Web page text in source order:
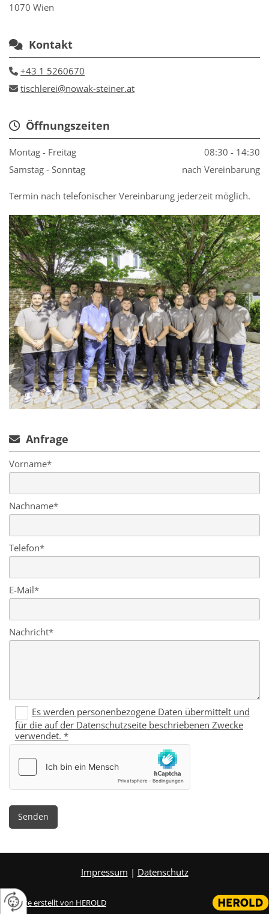
1070 Wien
 Kontakt
 +43 1 5260670
 tischlerei@nowak-steiner.at
Öffnungszeiten
Montag - Freitag
08:30 - 14:30
Samstag - Sonntag
nach Vereinbarung
Termin nach telefonischer Vereinbarung jederzeit möglich.
 Anfrage
Vorname*
Nachname*
Telefon*
E-Mail*
Nachricht*
Es werden personenbezogene Daten übermittelt und
für die auf der Datenschutzseite beschriebenen Zwecke
verwendet. *
Impressum | Datenschutz
Website erstellt von HEROLD